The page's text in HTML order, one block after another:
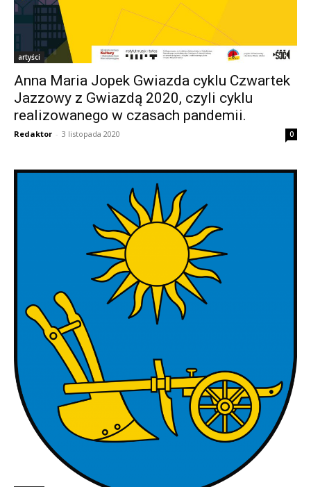
artyści
Anna Maria Jopek Gwiazda cyklu Czwartek
Jazzowy z Gwiazdą 2020, czyli cyklu
realizowanego w czasach pandemii.
Redaktor - 3 listopada 2020 0